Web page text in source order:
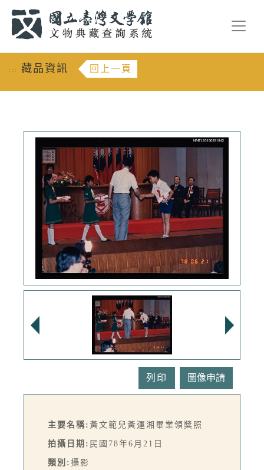
::: 藏品資訊 回上一頁
列印
主要名稱: 黃文範兒黃運湘畢業領獎照
拍攝日期: 民國78年6月21日
類別: 攝影